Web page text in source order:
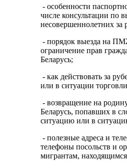
- особенности
числе консультации по
несовершеннолетних за
- порядок выезда на
ограничение прав
Беларусь;
- как действовать за
или в ситуации
- возвращение на
Беларусь, попавших в
ситуацию или в
- полезные адреса и
телефоны посольств и
мигрантам,